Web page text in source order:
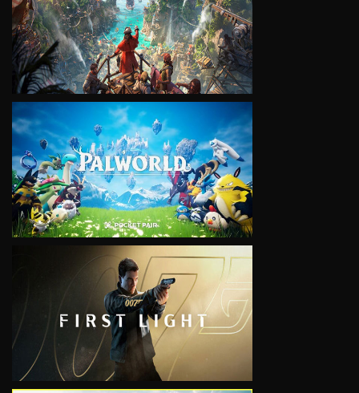
VIEW
VIEW
VIEW